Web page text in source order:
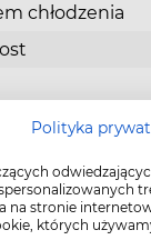
chłodzenia
Polityka
na stronie
których